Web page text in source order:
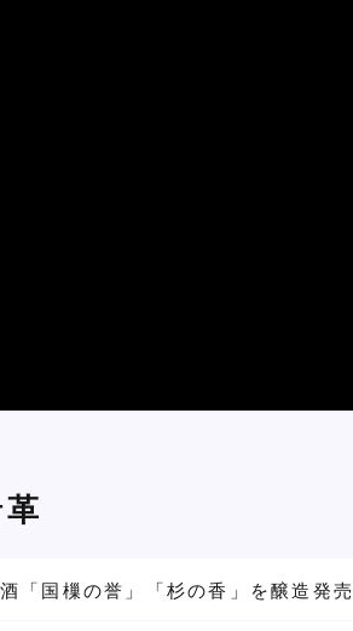
「国樔の誉」「杉の香」を醸造発